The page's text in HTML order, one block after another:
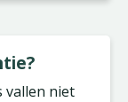
vallen niet